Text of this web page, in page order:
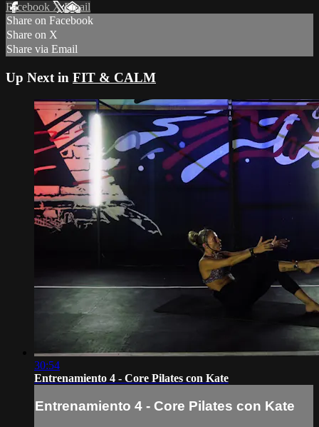
Facebook XEmail
Share on Facebook
Share on X
Share via Email
Up Next in FIT & CALM
30:54
Entrenamiento 4 - Core Pilates con Kate
Entrenamiento 4 - Core Pilates con Kate